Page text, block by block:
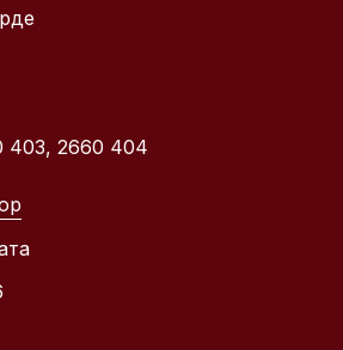
403, 2660 404